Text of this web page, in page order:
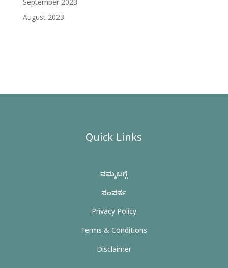
August 2023
Quick Links
ನಮ್ಮ ಬಗ್ಗೆ
ಸಂಪರ್ಕ
Privacy Policy
Terms & Conditions
Disclaimer